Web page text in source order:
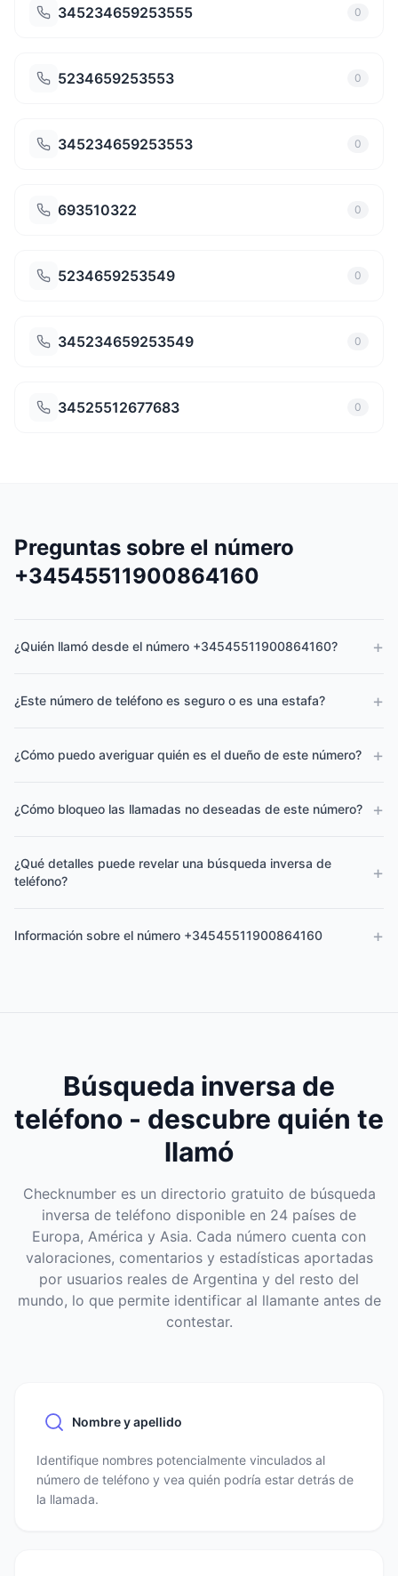
345234659253555 0
5234659253553 0
345234659253553 0
693510322 0
5234659253549 0
345234659253549 0
34525512677683 0
Preguntas sobre el número
+34545511900864160
¿Quién llamó desde el número +34545511900864160? +
¿Este número de teléfono es seguro o es una estafa? +
¿Cómo puedo averiguar quién es el dueño de este número? +
¿Cómo bloqueo las llamadas no deseadas de este número? +
¿Qué detalles puede revelar una búsqueda inversa de
teléfono?
+
Información sobre el número +34545511900864160 +
Búsqueda inversa de
teléfono - descubre quién te
llamó
Checknumber es un directorio gratuito de búsqueda
inversa de teléfono disponible en 24 países de
Europa, América y Asia. Cada número cuenta con
valoraciones, comentarios y estadísticas aportadas
por usuarios reales de Argentina y del resto del
mundo, lo que permite identificar al llamante antes de
contestar.
Nombre y apellido
Identifique nombres potencialmente vinculados al
número de teléfono y vea quién podría estar detrás de
la llamada.